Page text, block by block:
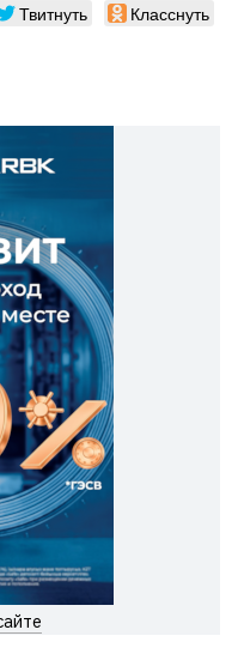
Твитнуть Класснуть